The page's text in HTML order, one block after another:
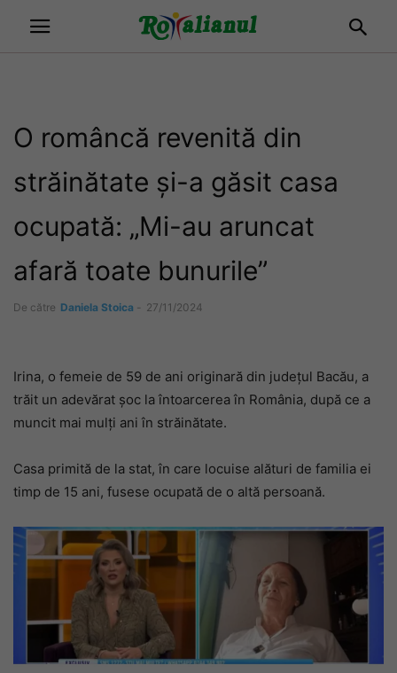
O româncă revenită din
străinătate și-a găsit casa
ocupată: „Mi-au aruncat
afară toate bunurile”
De către Daniela Stoica - 27/11/2024
Irina, o femeie de 59 de ani originară din județul Bacău, a
trăit un adevărat șoc la întoarcerea în România, după ce a
muncit mai mulți ani în străinătate.
Casa primită de la stat, în care locuise alături de familia ei
timp de 15 ani, fusese ocupată de o altă persoană.